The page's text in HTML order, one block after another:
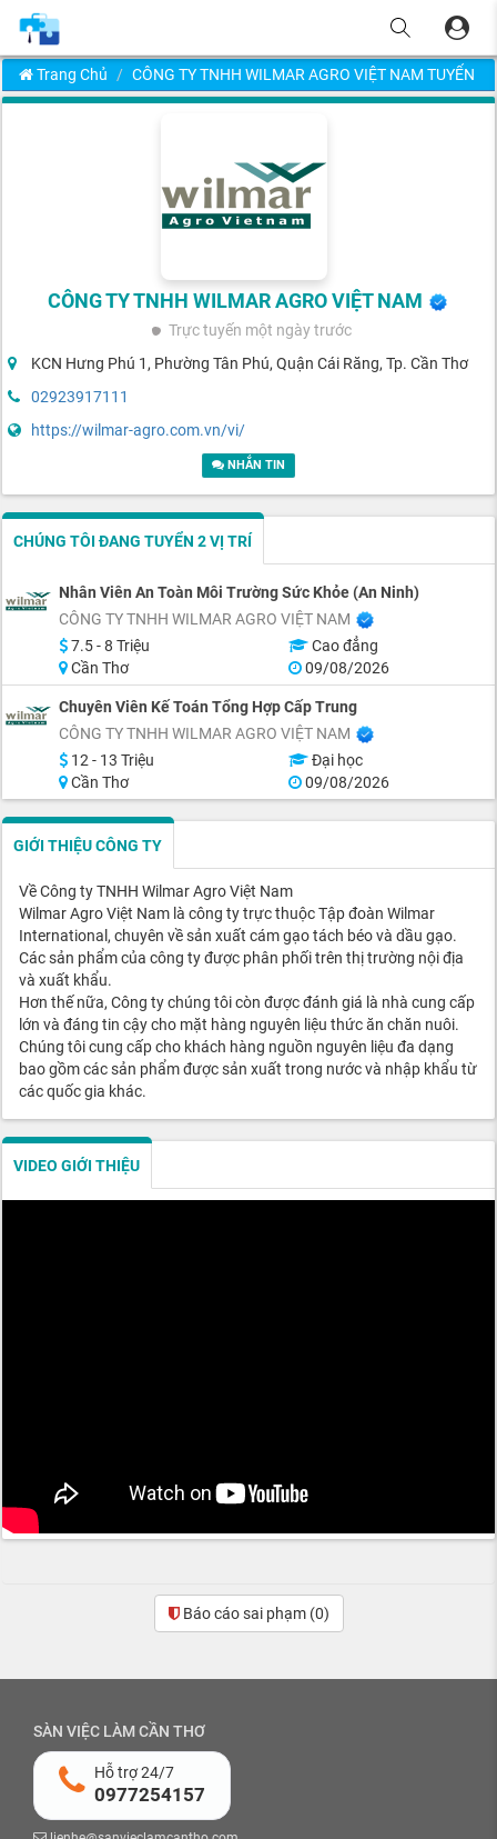
Trang Chủ CÔNG TY TNHH WILMAR AGRO VIỆT NAM TUYỂN
CÔNG TY TNHH WILMAR AGRO VIỆT NAM
Trực tuyến một ngày trước
KCN Hưng Phú 1, Phường Tân Phú, Quận Cái Răng, Tp. Cần Thơ
02923917111
https://wilmar-agro.com.vn/vi/
NHẮN TIN
CHÚNG TÔI ĐANG TUYỂN 2 VỊ TRÍ
Nhân Viên An Toàn Môi Trường Sức Khỏe (An Ninh)
CÔNG TY TNHH WILMAR AGRO VIỆT NAM
7.5 - 8 Triệu
Cao đẳng
Cần Thơ
09/08/2026
Chuyên Viên Kế Toán Tổng Hợp Cấp Trung
CÔNG TY TNHH WILMAR AGRO VIỆT NAM
12 - 13 Triệu
Đại học
Cần Thơ
09/08/2026
GIỚI THIỆU CÔNG TY
Về Công ty TNHH Wilmar Agro Việt Nam
Wilmar Agro Việt Nam là công ty trực thuộc Tập đoàn Wilmar
International, chuyên về sản xuất cám gạo tách béo và dầu gạo.
Các sản phẩm của công ty được phân phối trên thị trường nội địa
và xuất khẩu.
Hơn thế nữa, Công ty chúng tôi còn được đánh giá là nhà cung cấp
lớn và đáng tin cậy cho mặt hàng nguyên liệu thức ăn chăn nuôi.
Chúng tôi cung cấp cho khách hàng nguồn nguyên liệu đa dạng
bao gồm các sản phẩm được sản xuất trong nước và nhập khẩu từ
các quốc gia khác.
VIDEO GIỚI THIỆU
Báo cáo sai phạm (0)
SÀN VIỆC LÀM CẦN THƠ
Hỗ trợ 24/7
0977254157